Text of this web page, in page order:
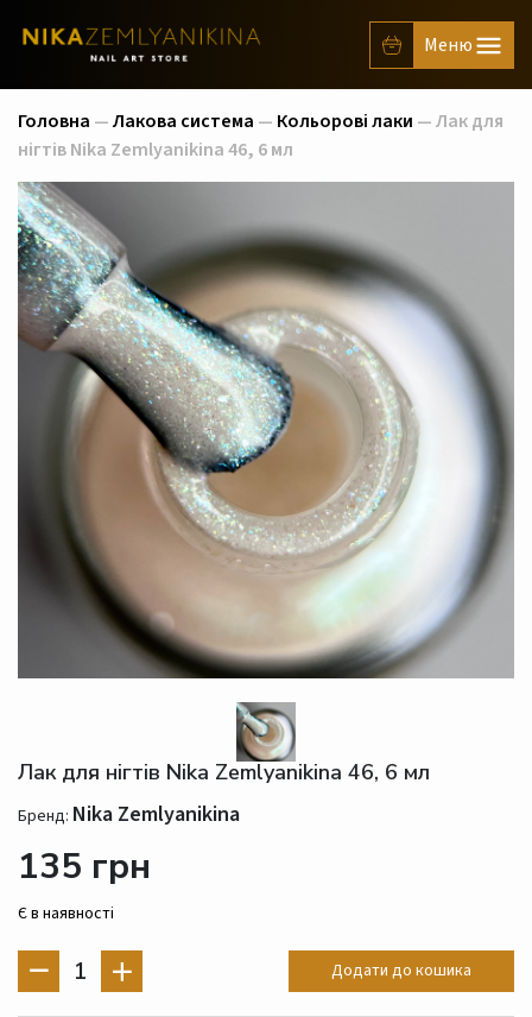
Головна —Лакова система — Кольорові лаки — Лак для
нігтів Nika Zemlyanikina 46, 6 мл
Лак для нігтів Nika Zemlyanikina 46, 6 мл
Бренд: Nika Zemlyanikina
135 грн
Є в наявності
1 Додати до кошика